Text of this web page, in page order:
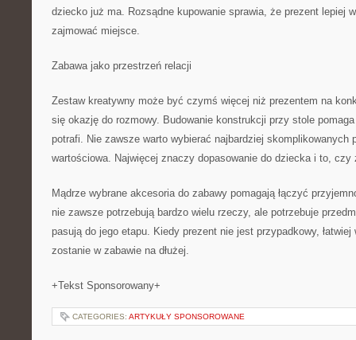
dziecko już ma. Rozsądne kupowanie sprawia, że prezent lepiej
zajmować miejsce.
Zabawa jako przestrzeń relacji
Zestaw kreatywny może być czymś więcej niż prezentem na
się okazję do rozmowy. Budowanie konstrukcji przy stole
potrafi. Nie zawsze warto wybierać najbardziej skomplikowanych
wartościowa. Najwięcej znaczy dopasowanie do dziecka i to, czy
Mądrze wybrane akcesoria do zabawy pomagają łączyć
nie zawsze potrzebują bardzo wielu rzeczy, ale potrzebuje
pasują do jego etapu. Kiedy prezent nie jest przypadkowy,
zostanie w zabawie na dłużej.
+Tekst Sponsorowany+
CATEGORIES: ARTYKUŁY SPONSOROWANE